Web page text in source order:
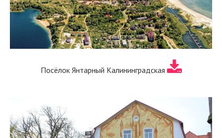
Посёлок Янтарный Калининградская